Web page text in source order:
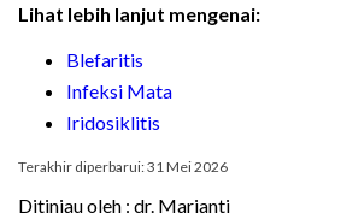
Lihat lebih lanjut mengenai:
Blefaritis
Infeksi Mata
Iridosiklitis
Terakhir diperbarui: 31 Mei 2026